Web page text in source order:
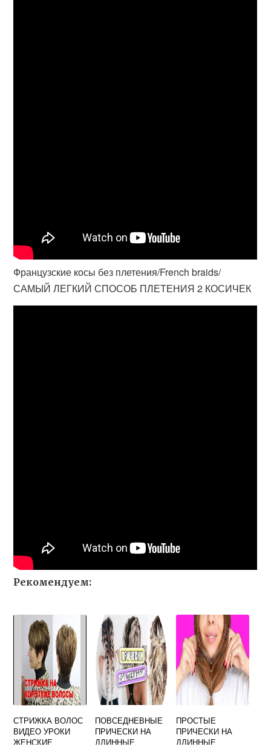
Французские косы без плетения/French braids/
САМЫЙ ЛЕГКИЙ СПОСОБ ПЛЕТЕНИЯ 2 КОСИЧЕК
Рекомендуем:
СТРИЖКА ВОЛОС
ВИДЕО УРОКИ
ЖЕНСКИЕ
ПОВСЕДНЕВНЫЕ
ПРИЧЕСКИ НА
ДЛИННЫЕ
ПРОСТЫЕ
ПРИЧЕСКИ НА
ДЛИННЫЕ